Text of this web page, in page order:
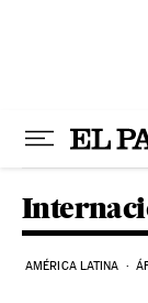
AMÉRICA LATINA